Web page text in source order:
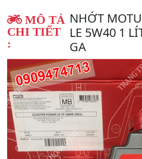
MÔ TẢ
CHI TIẾT
:
NHỚT
LE 5W40 1
GA